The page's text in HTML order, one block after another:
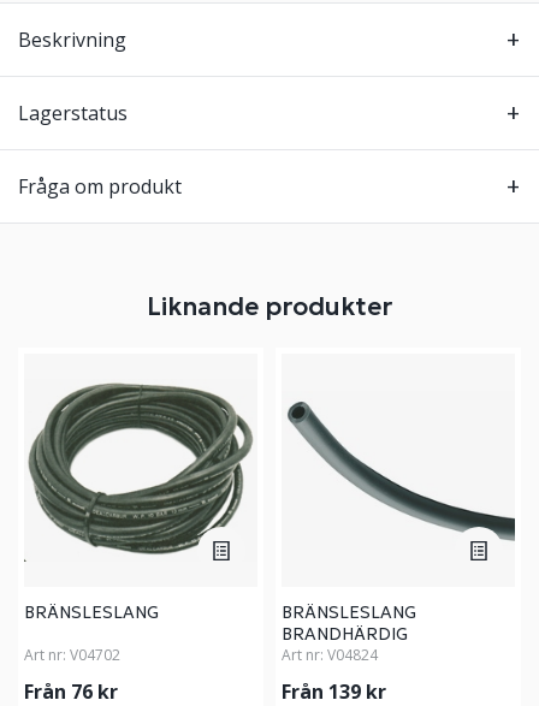
Beskrivning
Lagerstatus
Fråga om produkt
Liknande produkter
BRÄNSLESLANG
Art nr: V04702
Från 76 kr
BRÄNSLESLANG
BRANDHÄRDIG
Art nr: V04824
Från 139 kr